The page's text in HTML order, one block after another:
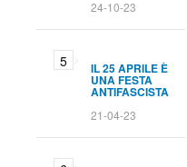
24-10-23
IL 25 APRILE È
UNA FESTA
ANTIFASCISTA
21-04-23